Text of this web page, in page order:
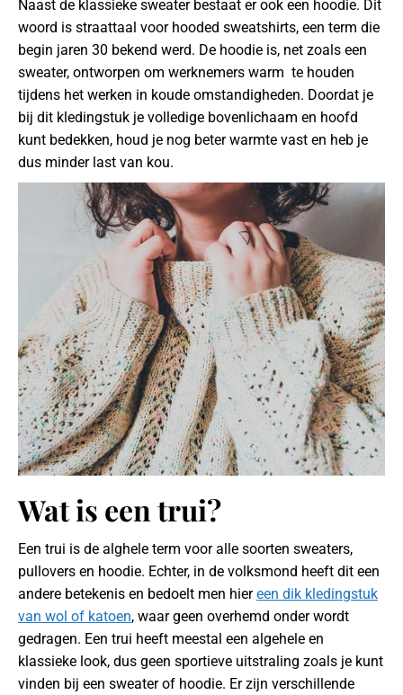
Naast de klassieke sweater bestaat er ook een hoodie. Dit
woord is straattaal voor hooded sweatshirts, een term die
begin jaren 30 bekend werd. De hoodie is, net zoals een
sweater, ontworpen om werknemers warm te houden
tijdens het werken in koude omstandigheden. Doordat je
bij dit kledingstuk je volledige bovenlichaam en hoofd
kunt bedekken, houd je nog beter warmte vast en heb je
dus minder last van kou.
Wat is een trui?
Een trui is de alghele term voor alle soorten sweaters,
pullovers en hoodie. Echter, in de volksmond heeft dit een
andere betekenis en bedoelt men hiereen dik kledingstuk
van wol of katoen, waar geen overhemd onder wordt
gedragen. Een trui heeft meestal een algehele en
klassieke look, dus geen sportieve uitstraling zoals je kunt
vinden bij een sweater of hoodie. Er zijn verschillende